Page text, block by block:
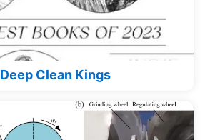
Deep Clean Kings